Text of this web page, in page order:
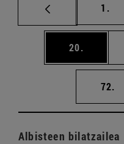
1.
20.
72.
Albisteen bilatzailea